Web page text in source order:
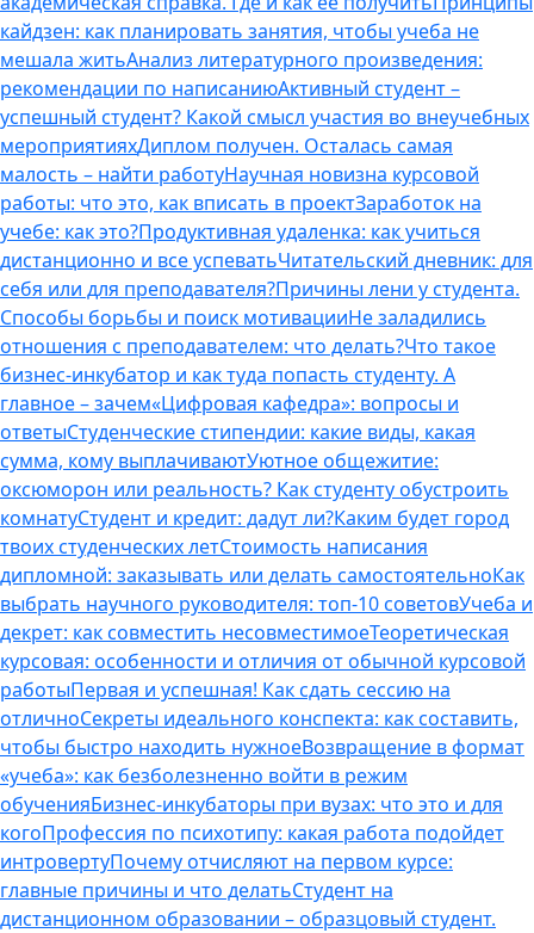
кайдзен: как планировать занятия, чтобы учеба не
мешала житьАнализ литературного произведения:
рекомендации по написаниюАктивный студент –
успешный студент? Какой смысл участия во внеучебных
мероприятияхДиплом получен. Осталась самая
малость – найти работуНаучная новизна курсовой
работы: что это, как вписать в проектЗаработок на
учебе: как это?Продуктивная удаленка: как учиться
дистанционно и все успеватьЧитательский дневник: для
себя или для преподавателя?Причины лени у студента.
Способы борьбы и поиск мотивацииНе заладились
отношения с преподавателем: что делать?Что такое
бизнес-инкубатор и как туда попасть студенту. А
главное – зачем«Цифровая кафедра»: вопросы и
ответыСтуденческие стипендии: какие виды, какая
сумма, кому выплачиваютУютное общежитие:
оксюморон или реальность? Как студенту обустроить
комнатуСтудент и кредит: дадут ли?Каким будет город
твоих студенческих летСтоимость написания
дипломной: заказывать или делать самостоятельноКак
выбрать научного руководителя: топ-10 советовУчеба и
декрет: как совместить несовместимоеТеоретическая
курсовая: особенности и отличия от обычной курсовой
работыПервая и успешная! Как сдать сессию на
отличноСекреты идеального конспекта: как составить,
чтобы быстро находить нужноеВозвращение в формат
«учеба»: как безболезненно войти в режим
обученияБизнес-инкубаторы при вузах: что это и для
когоПрофессия по психотипу: какая работа подойдет
интровертуПочему отчисляют на первом курсе:
главные причины и что делатьСтудент на
дистанционном образовании – образцовый студент.